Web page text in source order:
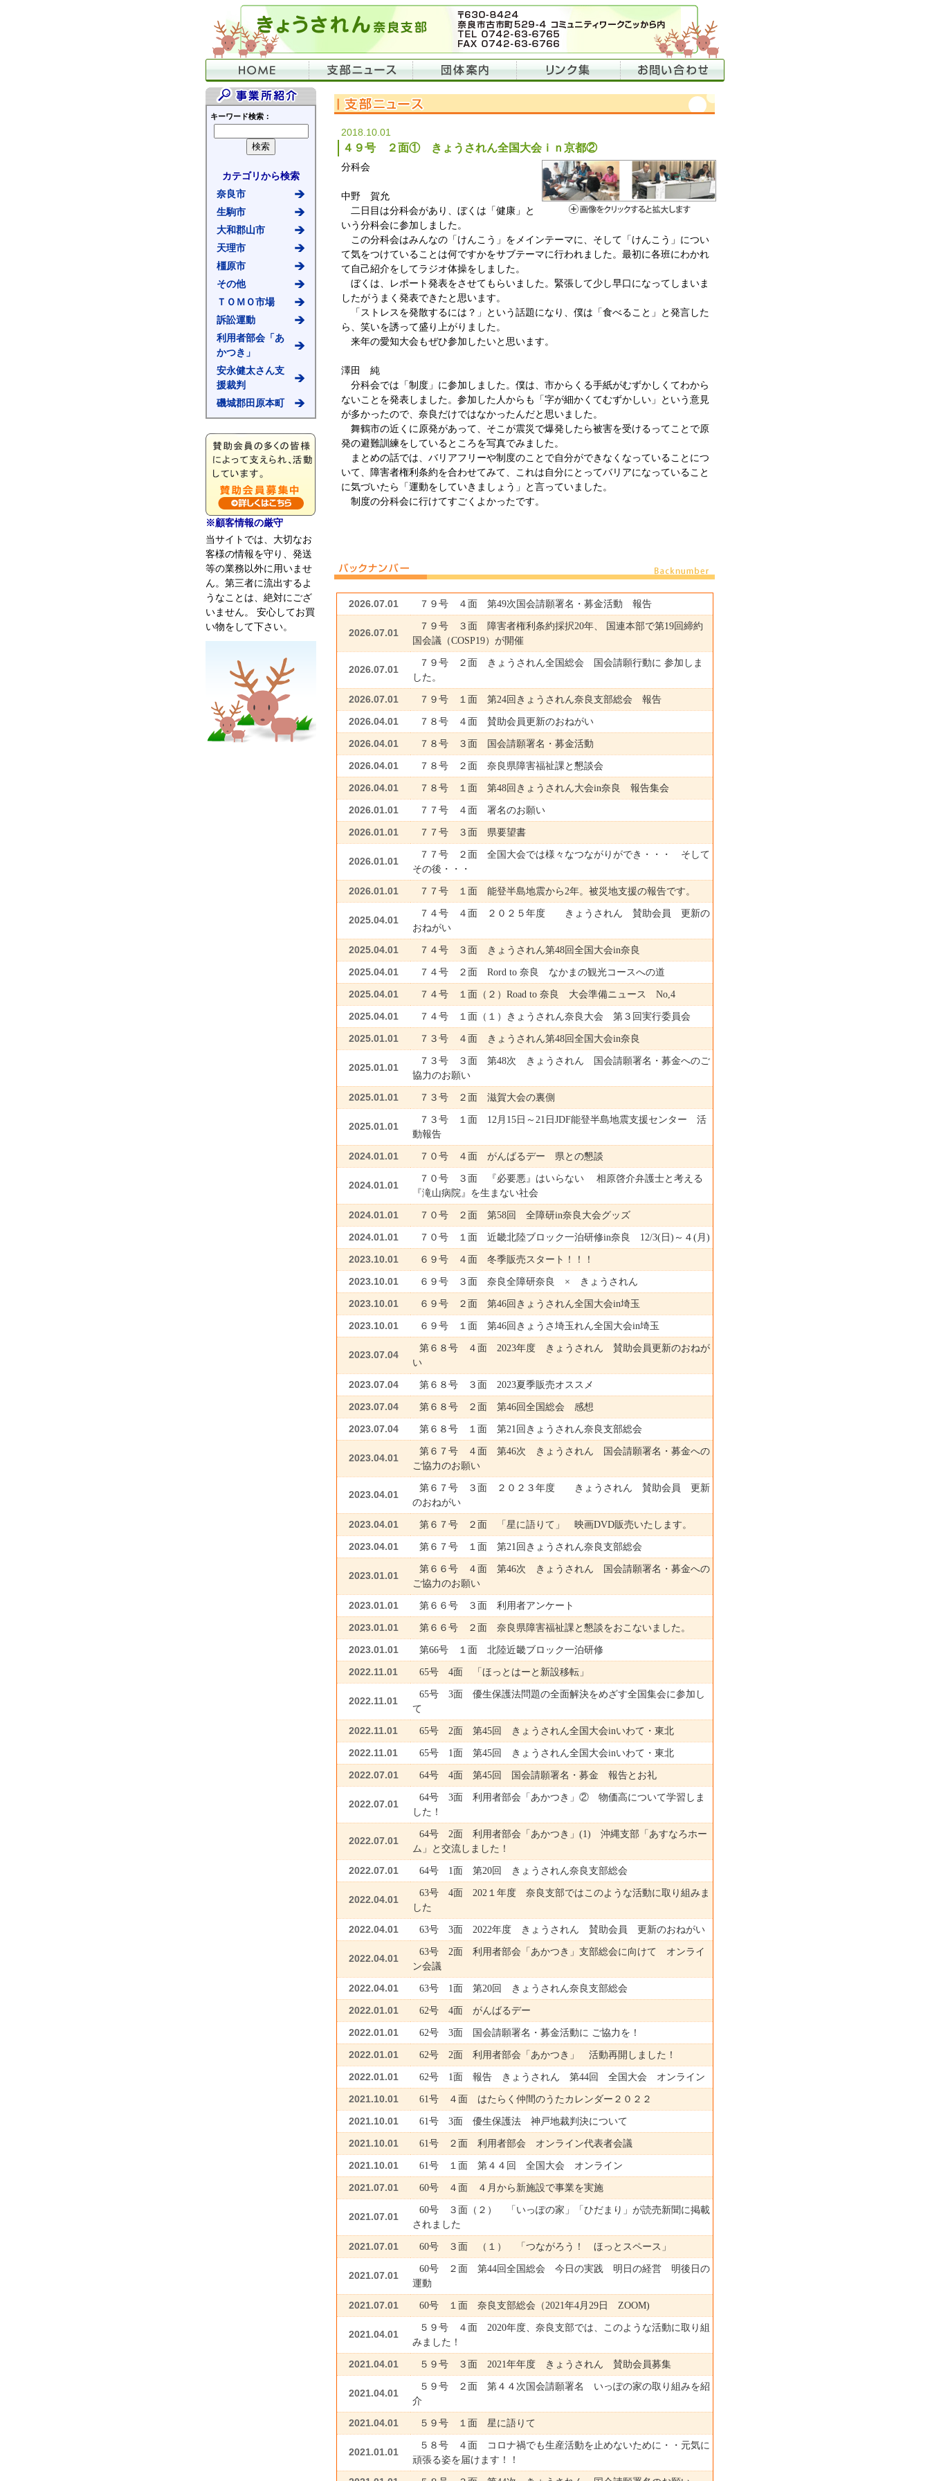
キーワード検索：
カテゴリから検索
奈良市
生駒市
大和郡山市
天理市
橿原市
その他
ＴＯＭＯ市場
訴訟運動
利用者部会「あ
かつき」
安永健太さん支
援裁判
磯城郡田原本町
※顧客情報の厳守
当サイトでは、大切なお
客様の情報を守り、発送
等の業務以外に用いませ
ん。第三者に流出するよ
うなことは、絶対にござ
いません。 安心してお買
い物をして下さい。
2018.10.01
４９号 ２面① きょうされん全国大会ｉｎ京都②
分科会
中野 賀允
二日目は分科会があり、ぼくは「健康」と
いう分科会に参加しました。
この分科会はみんなの「けんこう」をメインテーマに、そして「けんこう」につい
て気をつけていることは何ですかをサブテーマに行われました。最初に各班にわかれ
て自己紹介をしてラジオ体操をしました。
ぼくは、レポート発表をさせてもらいました。緊張して少し早口になってしまいま
したがうまく発表できたと思います。
「ストレスを発散するには？」という話題になり、僕は「食べること」と発言した
ら、笑いを誘って盛り上がりました。
来年の愛知大会もぜひ参加したいと思います。
澤田 純
分科会では「制度」に参加しました。僕は、市からくる手紙がむずかしくてわから
ないことを発表しました。参加した人からも「字が細かくてむずかしい」という意見
が多かったので、奈良だけではなかったんだと思いました。
舞鶴市の近くに原発があって、そこが震災で爆発したら被害を受けるってことで原
発の避難訓練をしているところを写真でみました。
まとめの話では、バリアフリーや制度のことで自分ができなくなっていることにつ
いて、障害者権利条約を合わせてみて、これは自分にとってバリアになっていること
に気づいたら「運動をしていきましょう」と言っていました。
制度の分科会に行けてすごくよかったです。
2026.07.01 ７９号 ４面 第49次国会請願署名・募金活動 報告
2026.07.01
７９号 ３面 障害者権利条約採択20年、 国連本部で第19回締約
国会議（COSP19）が開催
2026.07.01
７９号 ２面 きょうされん全国総会 国会請願行動に 参加しま
した。
2026.07.01 ７９号 １面 第24回きょうされん奈良支部総会 報告
2026.04.01 ７８号 ４面 賛助会員更新のおねがい
2026.04.01 ７８号 ３面 国会請願署名・募金活動
2026.04.01 ７８号 ２面 奈良県障害福祉課と懇談会
2026.04.01 ７８号 １面 第48回きょうされん大会in奈良 報告集会
2026.01.01 ７７号 ４面 署名のお願い
2026.01.01 ７７号 ３面 県要望書
2026.01.01
７７号 ２面 全国大会では様々なつながりができ・・・ そして
その後・・・
2026.01.01 ７７号 １面 能登半島地震から2年。被災地支援の報告です。
2025.04.01
７４号 ４面 ２０２５年度 きょうされん 賛助会員 更新の
おねがい
2025.04.01 ７４号 ３面 きょうされん第48回全国大会in奈良
2025.04.01 ７４号 ２面 Rord to 奈良 なかまの観光コースへの道
2025.04.01 ７４号 １面（２）Road to 奈良 大会準備ニュース No,4
2025.04.01 ７４号 １面（１）きょうされん奈良大会 第３回実行委員会
2025.01.01 ７３号 ４面 きょうされん第48回全国大会in奈良
2025.01.01
７３号 ３面 第48次 きょうされん 国会請願署名・募金へのご
協力のお願い
2025.01.01 ７３号 ２面 滋賀大会の裏側
2025.01.01
７３号 １面 12月15日～21日JDF能登半島地震支援センター 活
動報告
2024.01.01 ７０号 ４面 がんばるデー 県との懇談
2024.01.01
７０号 ３面 『必要悪』はいらない 相原啓介弁護士と考える
『滝山病院』を生まない社会
2024.01.01 ７０号 ２面 第58回 全障研in奈良大会グッズ
2024.01.01 ７０号 １面 近畿北陸ブロック一泊研修in奈良 12/3(日)～４(月)
2023.10.01 ６９号 ４面 冬季販売スタート！！！
2023.10.01 ６９号 ３面 奈良全障研奈良 × きょうされん
2023.10.01 ６９号 ２面 第46回きょうされん全国大会in埼玉
2023.10.01 ６９号 １面 第46回きょうさ埼玉れん全国大会in埼玉
2023.07.04
第６８号 ４面 2023年度 きょうされん 賛助会員更新のおねが
い
2023.07.04 第６８号 ３面 2023夏季販売オススメ
2023.07.04 第６８号 ２面 第46回全国総会 感想
2023.07.04 第６８号 １面 第21回きょうされん奈良支部総会
2023.04.01
第６７号 ４面 第46次 きょうされん 国会請願署名・募金への
ご協力のお願い
2023.04.01
第６７号 ３面 ２０２３年度 きょうされん 賛助会員 更新
のおねがい
2023.04.01 第６７号 ２面 「星に語りて」 映画DVD販売いたします。
2023.04.01 第６７号 １面 第21回きょうされん奈良支部総会
2023.01.01
第６６号 ４面 第46次 きょうされん 国会請願署名・募金への
ご協力のお願い
2023.01.01 第６６号 ３面 利用者アンケート
2023.01.01 第６６号 ２面 奈良県障害福祉課と懇談をおこないました。
2023.01.01 第66号 １面 北陸近畿ブロック一泊研修
2022.11.01 65号 4面 「ほっとはーと新設移転」
2022.11.01
65号 3面 優生保護法問題の全面解決をめざす全国集会に参加し
て
2022.11.01 65号 2面 第45回 きょうされん全国大会inいわて・東北
2022.11.01 65号 1面 第45回 きょうされん全国大会inいわて・東北
2022.07.01 64号 4面 第45回 国会請願署名・募金 報告とお礼
2022.07.01
64号 3面 利用者部会「あかつき」② 物価高について学習しま
した！
2022.07.01
64号 2面 利用者部会「あかつき」(1) 沖縄支部「あすなろホー
ム」と交流しました！
2022.07.01 64号 1面 第20回 きょうされん奈良支部総会
2022.04.01
63号 4面 202１年度 奈良支部ではこのような活動に取り組みま
した
2022.04.01 63号 3面 2022年度 きょうされん 賛助会員 更新のおねがい
2022.04.01
63号 2面 利用者部会「あかつき」支部総会に向けて オンライ
ン会議
2022.04.01 63号 1面 第20回 きょうされん奈良支部総会
2022.01.01 62号 4面 がんばるデー
2022.01.01 62号 3面 国会請願署名・募金活動に ご協力を！
2022.01.01 62号 2面 利用者部会「あかつき」 活動再開しました！
2022.01.01 62号 1面 報告 きょうされん 第44回 全国大会 オンライン
2021.10.01 61号 ４面 はたらく仲間のうたカレンダー２０２２
2021.10.01 61号 3面 優生保護法 神戸地裁判決について
2021.10.01 61号 ２面 利用者部会 オンライン代表者会議
2021.10.01 61号 １面 第４４回 全国大会 オンライン
2021.07.01 60号 ４面 ４月から新施設で事業を実施
2021.07.01
60号 ３面（２） 「いっぽの家」「ひだまり」が読売新聞に掲載
されました
2021.07.01 60号 ３面 （１） 「つながろう！ ほっとスペース」
2021.07.01
60号 ２面 第44回全国総会 今日の実践 明日の経営 明後日の
運動
2021.07.01 60号 １面 奈良支部総会（2021年4月29日 ZOOM)
2021.04.01
５９号 ４面 2020年度、奈良支部では、このような活動に取り組
みました！
2021.04.01 ５９号 ３面 2021年年度 きょうされん 賛助会員募集
2021.04.01
５９号 ２面 第４４次国会請願署名 いっぽの家の取り組みを紹
介
2021.04.01 ５９号 １面 星に語りて
2021.01.01
５８号 ４面 コロナ禍でも生産活動を止めないために・・元気に
頑張る姿を届けます！！